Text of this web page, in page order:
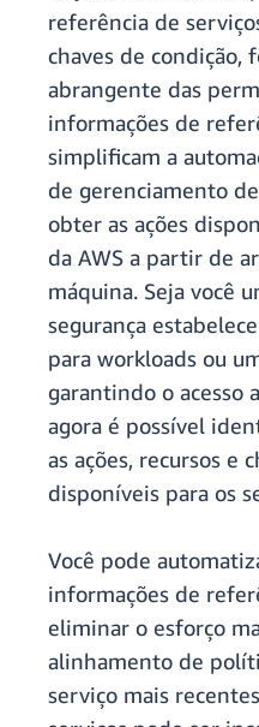
referência de
chaves de condição,
abrangente das
informações de
simplificam a
de gerenciamento
obter as ações
da AWS a partir de
máquina. Seja você
segurança
para workloads ou
garantindo o acesso
agora é possível
as ações, recursos e
disponíveis para os
Você pode
informações de
eliminar o esforço
alinhamento de
serviço mais